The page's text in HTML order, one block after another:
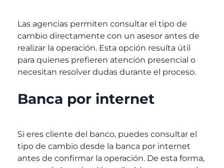
Las agencias permiten consultar el tipo de
cambio directamente con un asesor antes de
realizar la operación. Esta opción resulta útil
para quienes prefieren atención presencial o
necesitan resolver dudas durante el proceso.
Banca por internet
Si eres cliente del banco, puedes consultar el
tipo de cambio desde la banca por internet
antes de confirmar la operación. De esta forma,